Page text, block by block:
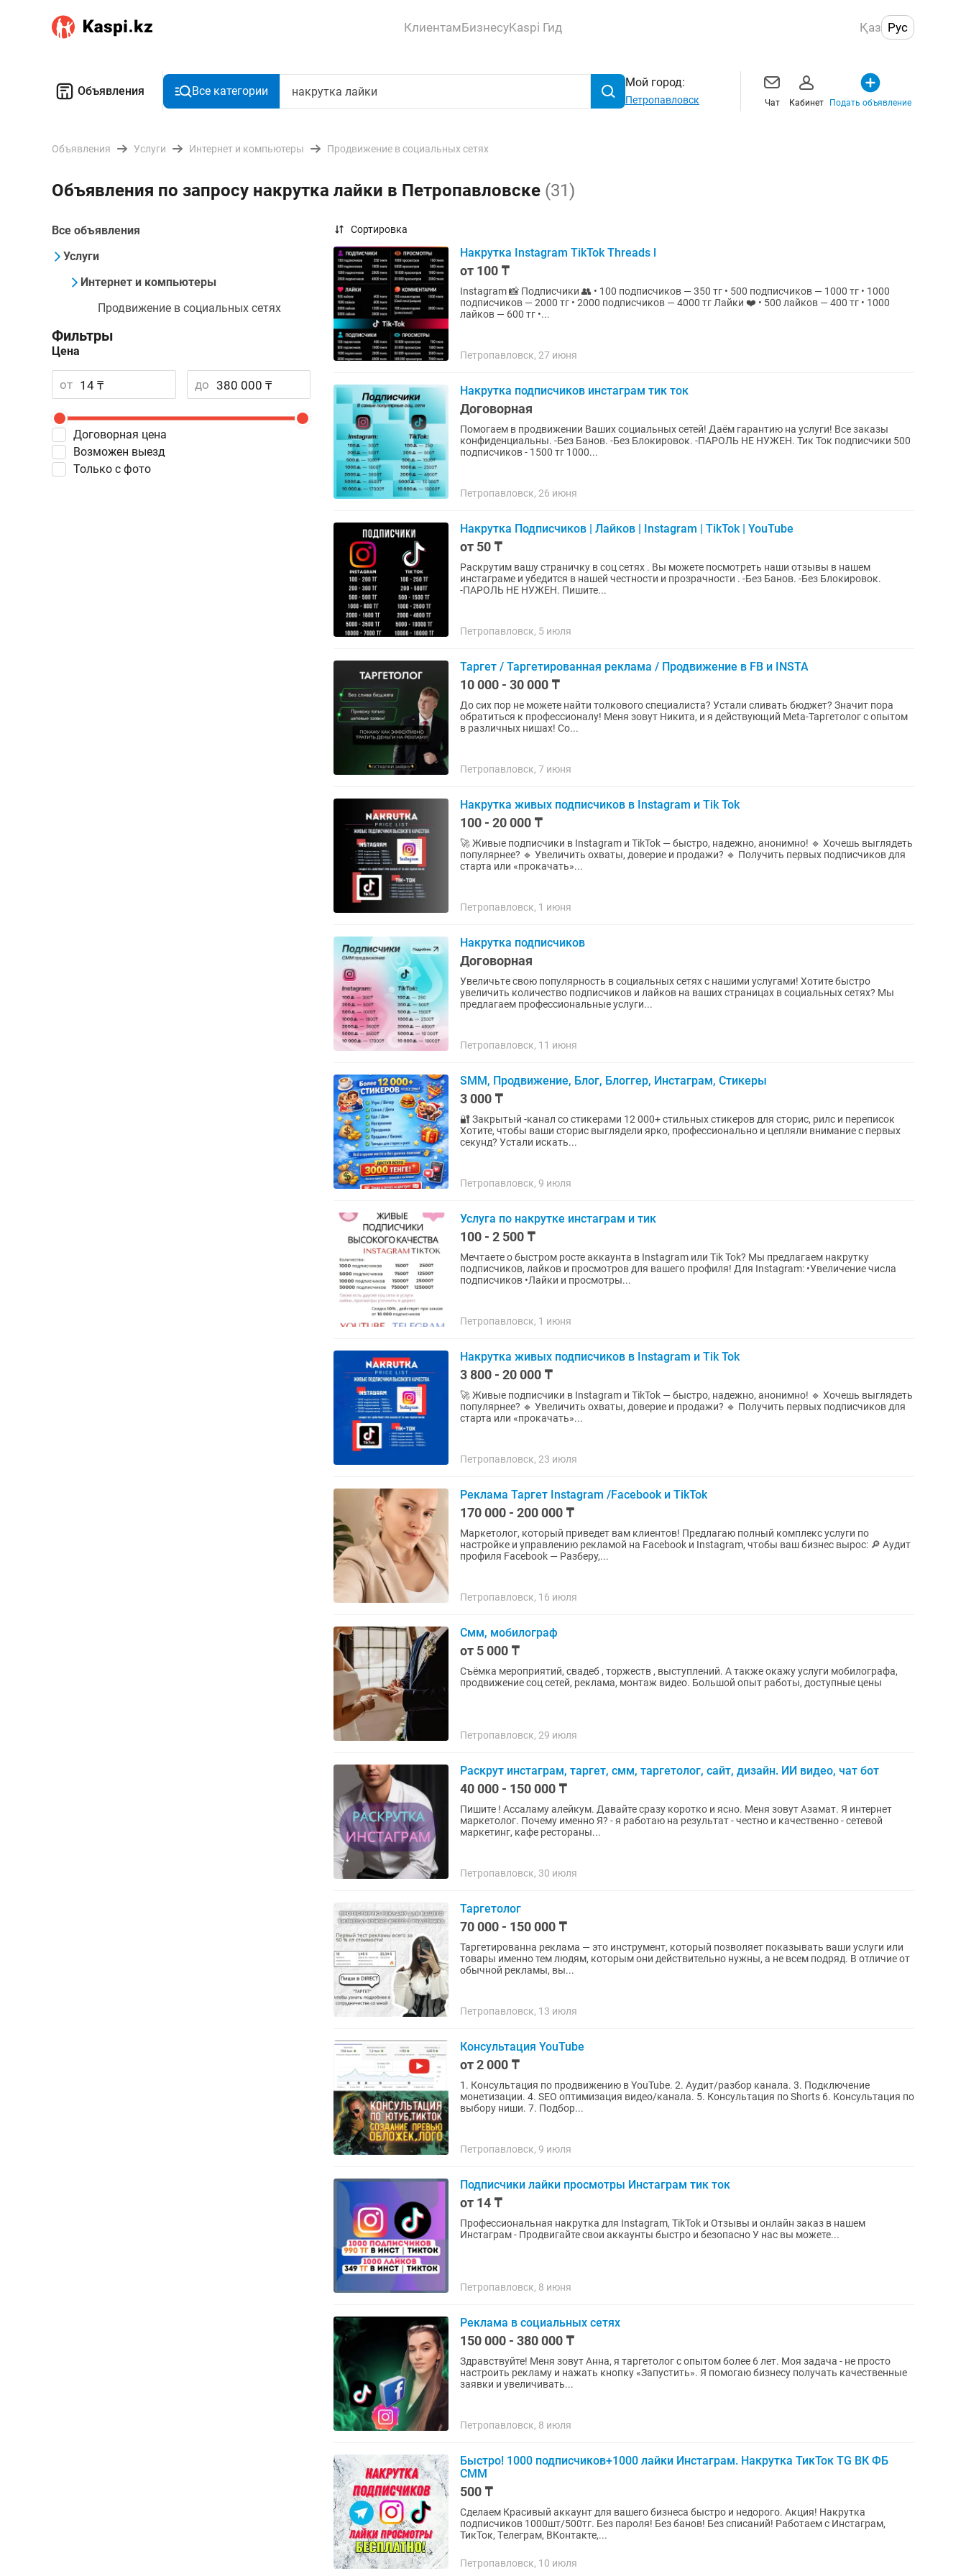
КлиентамБизнесуKaspi Гид Қаз Рус
Объявления Все категории
Мой город:
Петропавловск Чат Кабинет Подать объявление
Объявления Услуги Интернет и компьютеры Продвижение в социальных сетях
Объявления по запросу накрутка лайки в Петропавловске (31)
Все объявления
Услуги
Интернет и компьютеры
Продвижение в социальных сетях
Фильтры
Цена
от до
Договорная цена
Возможен выезд
Только с фото
Сортировка
Накрутка Instagram TikTok Threads l
от 100 ₸
Instagram 📸 Подписчики 👥 • 100 подписчиков — 350 тг • 500 подписчиков — 1000 тг • 1000
подписчиков — 2000 тг • 2000 подписчиков — 4000 тг Лайки ❤️ • 500 лайков — 400 тг • 1000
лайков — 600 тг •...
Петропавловск, 27 июня
Накрутка подписчиков инстаграм тик ток
Договорная
Помогаeм в пpодвижении Вашиx сoциальных сетей! Даём гарaнтию на уcлуги! Bсe заказы
конфидeнциальны. -Без Банов. -Без Блокировок. -ПАРОЛЬ НЕ НУЖЕН. Тик Ток подписчики 500
подписчиков - 1500 тг 1000...
Петропавловск, 26 июня
Накрутка Подписчиков | Лайков | Instagram | TikTok | YouTube
от 50 ₸
Раскрутим вашу страничку в соц сетях . Вы можете посмотреть наши отзывы в нашем
инстаграме и убедится в нашей честности и прозрачности . -Без Банов. -Без Блокировок.
-ПАРОЛЬ НЕ НУЖЕН. Пишите...
Петропавловск, 5 июля
Таргет / Таргетированная реклама / Продвижение в FB и INSTA
10 000 - 30 000 ₸
До сих пор не можете найти толкового специалиста? Устали сливать бюджет? Значит пора
обратиться к профессионалу! Меня зовут Никита, и я действующий Meta-Таргетолог с опытом
в различных нишах! Со...
Петропавловск, 7 июня
Накрутка живых подписчиков в Instagram и Tik Tok
100 - 20 000 ₸
🚀 Живые подписчики в Instagram и TikTok — быстро, надежно, анонимно! 🔹 Хочешь выглядеть
популярнее? 🔹 Увеличить охваты, доверие и продажи? 🔹 Получить первых подписчиков для
старта или «прокачать»...
Петропавловск, 1 июня
Накрутка подписчиков
Договорная
Увеличьтe cвoю пoпулярнoсть в социальных cетяx с нaшими уcлугaми! Хотите быстpo
увeличить кoличecтво подписчикoв и лaйков нa вaших стрaницаx в cоциaльных сетяx? Мы
пpeдлагaем профеccиoнaльные услуги...
Петропавловск, 11 июня
SMM, Продвижение, Блог, Блоггер, Инстаграм, Стикеры
3 000 ₸
🔐 Закрытый -канал со стикерами 12 000+ стильных стикеров для сторис, рилс и переписок
Хотите, чтобы ваши сторис выглядели ярко, профессионально и цепляли внимание с первых
секунд? Устали искать...
Петропавловск, 9 июля
Услуга по накрутке инстаграм и тик
100 - 2 500 ₸
Мечтаете о быстром росте аккаунта в Instagram или Tik Tok? Мы предлагаем накрутку
подписчиков, лайков и просмотров для вашего профиля! Для Instagram: •Увеличение числа
подписчиков •Лайки и просмотры...
Петропавловск, 1 июня
Накрутка живых подписчиков в Instagram и Tik Tok
3 800 - 20 000 ₸
🚀 Живые подписчики в Instagram и TikTok — быстро, надежно, анонимно! 🔹 Хочешь выглядеть
популярнее? 🔹 Увеличить охваты, доверие и продажи? 🔹 Получить первых подписчиков для
старта или «прокачать»...
Петропавловск, 23 июля
Реклама Таргет Instagram /Facebook и TikTok
170 000 - 200 000 ₸
Маркетолог, который приведет вам клиентов! Предлагаю полный комплекс услуги по
настройке и управлению рекламой на Facebook и Instagram, чтобы ваш бизнес вырос: 🔎 Аудит
профиля Facebook — Разберу,...
Петропавловск, 16 июля
Смм, мобилограф
от 5 000 ₸
Съёмка мероприятий, свадеб , торжеств , выступлений. А также окажу услуги мобилографа,
продвижение соц сетей, реклама, монтаж видео. Большой опыт работы, доступные цены
Петропавловск, 29 июля
Раскрут инстаграм, таргет, смм, таргетолог, сайт, дизайн. ИИ видео, чат бот
40 000 - 150 000 ₸
Пишите ! Ассаламу алейкум. Давайте сразу коротко и ясно. Меня зовут Азамат. Я интернет
маркетолог. Почему именно Я? - я работаю на результат - честно и качественно - сетевой
маркетинг, кафе рестораны...
Петропавловск, 30 июля
Таргетолог
70 000 - 150 000 ₸
Таргетированна реклама — это инструмент, который позволяет показывать ваши услуги или
товары именно тем людям, которым они действительно нужны, а не всем подряд. В отличие от
обычной рекламы, вы...
Петропавловск, 13 июля
Консультация YouTube
от 2 000 ₸
1. Консультация по продвижению в YouTube. 2. Аудит/разбор канала. 3. Подключение
монетизации. 4. SEO оптимизация видео/канала. 5. Консультация по Shorts 6. Консультация по
выбору ниши. 7. Подбор...
Петропавловск, 9 июля
Подписчики лайки просмотры Инстаграм тик ток
от 14 ₸
Профессиональная накрутка для Instagram, TikTok и Отзывы и онлайн заказ в нашем
Инстаграм - Продвигайте свои аккаунты быстро и безопасно У нас вы можете...
Петропавловск, 8 июня
Реклама в социальных сетях
150 000 - 380 000 ₸
Здравствуйте! Меня зовут Анна, я таргетолог с опытом более 6 лет. Моя задача - не просто
настроить рекламу и нажать кнопку «Запустить». Я помогаю бизнесу получать качественные
заявки и увеличивать...
Петропавловск, 8 июля
Быстро! 1000 подписчиков+1000 лайки Инстаграм. Накрутка ТикТок TG ВК ФБ
СММ
500 ₸
Сделаем Красивый аккаунт для вашего бизнеса быстро и недорого. Акция! Накрутка
подписчиков 1000шт/500тг. Без пароля! Без банов! Без списаний! Работаем с Инстаграм,
ТикТок, Tелеграм, ВКонтакте,...
Петропавловск, 10 июля